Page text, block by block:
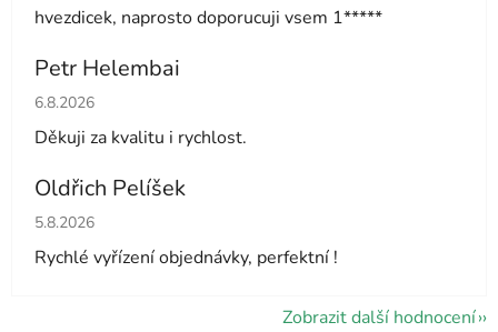
hvezdicek, naprosto doporucuji vsem 1*****
Petr Helembai
Hodnocení obchodu je 5 z 5 hvězdiček.
6.8.2026
Děkuji za kvalitu i rychlost.
Oldřich Pelíšek
Hodnocení obchodu je 5 z 5 hvězdiček.
5.8.2026
Rychlé vyřízení objednávky, perfektní !
Zobrazit další hodnocení